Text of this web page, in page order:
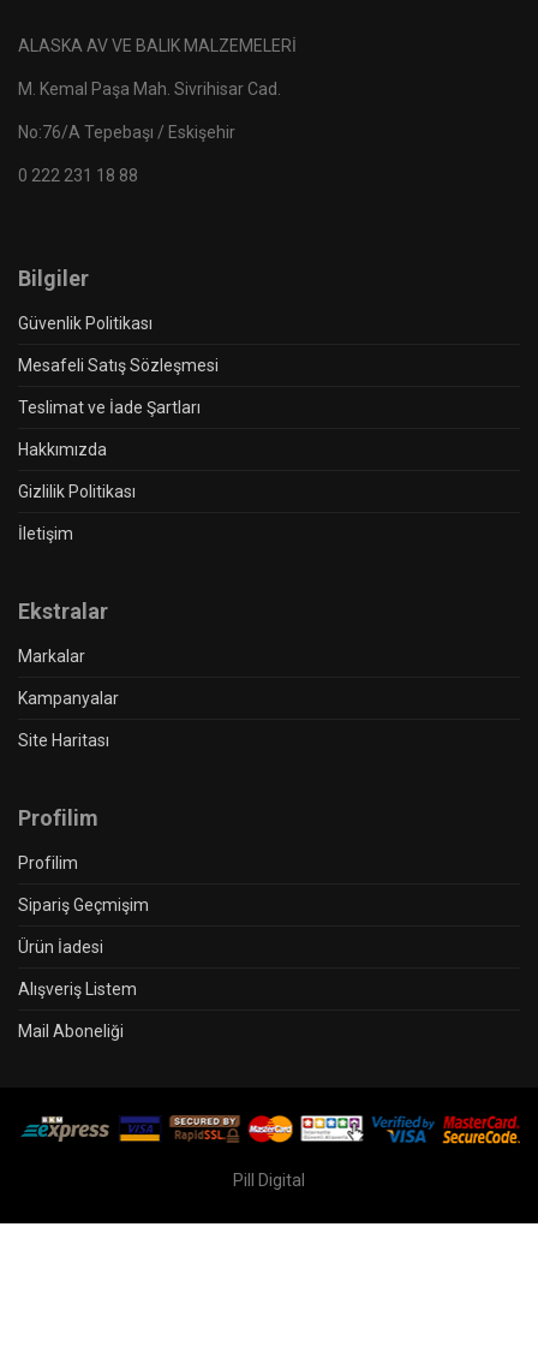
ALASKA AV VE BALIK MALZEMELERİ
M. Kemal Paşa Mah. Sivrihisar Cad.
No:76/A Tepebaşı / Eskişehir
0 222 231 18 88
Bilgiler
Güvenlik Politikası
Mesafeli Satış Sözleşmesi
Teslimat ve İade Şartları
Hakkımızda
Gizlilik Politikası
İletişim
Ekstralar
Markalar
Kampanyalar
Site Haritası
Profilim
Profilim
Sipariş Geçmişim
Ürün İadesi
Alışveriş Listem
Mail Aboneliği
Pill Digital